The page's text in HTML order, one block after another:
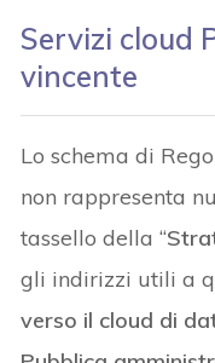
Servizi cloud
vincente
Lo schema di
non rappresenta
tassello della “
gli indirizzi utili a
verso il cloud di